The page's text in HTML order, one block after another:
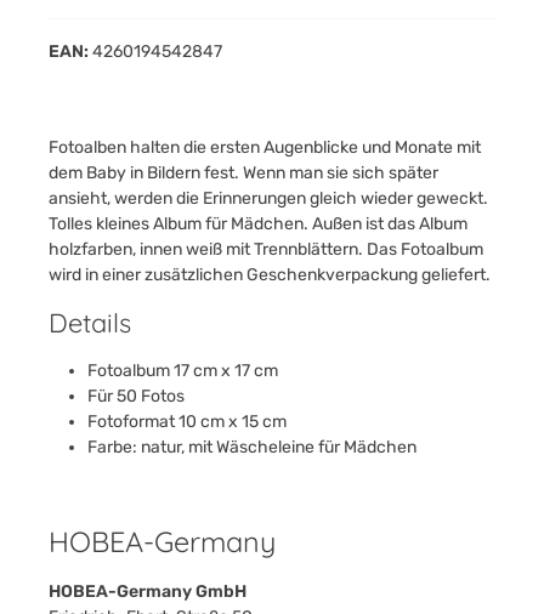
EAN: 4260194542847
Fotoalben halten die ersten Augenblicke und Monate mit
dem Baby in Bildern fest. Wenn man sie sich später
ansieht, werden die Erinnerungen gleich wieder geweckt.
Tolles kleines Album für Mädchen. Außen ist das Album
holzfarben, innen weiß mit Trennblättern. Das Fotoalbum
wird in einer zusätzlichen Geschenkverpackung geliefert.
Details
Fotoalbum 17 cm x 17 cm
Für 50 Fotos
Fotoformat 10 cm x 15 cm
Farbe: natur, mit Wäscheleine für Mädchen
HOBEA-Germany
HOBEA-Germany GmbH